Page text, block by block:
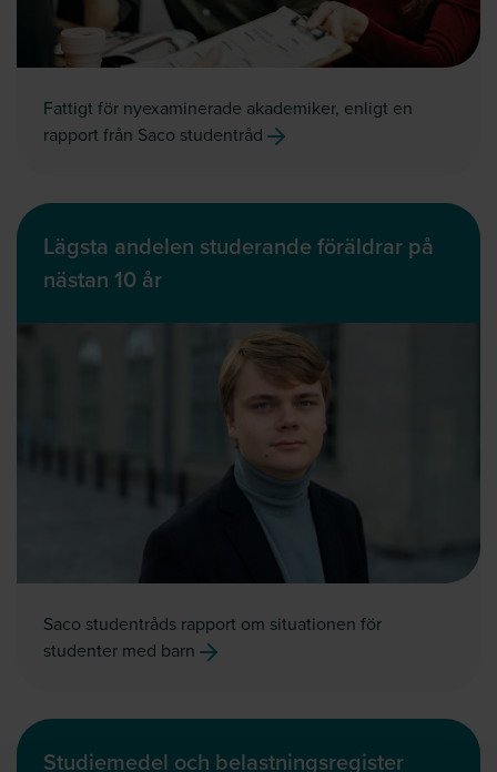
Fattigt för nyexaminerade akademiker, enligt en
rapport från Saco studentråd
Lägsta andelen studerande föräldrar på
nästan 10 år
Saco studentråds rapport om situationen för
studenter med barn
Studiemedel och belastningsregister